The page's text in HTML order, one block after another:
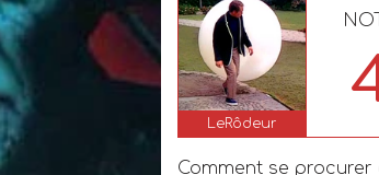
LeRôdeur
Comment se